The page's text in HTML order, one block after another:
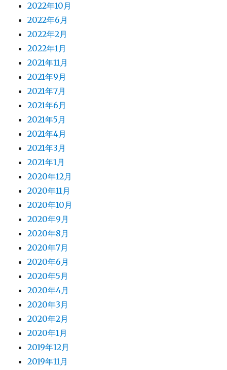
2022年10月
2022年6月
2022年2月
2022年1月
2021年11月
2021年9月
2021年7月
2021年6月
2021年5月
2021年4月
2021年3月
2021年1月
2020年12月
2020年11月
2020年10月
2020年9月
2020年8月
2020年7月
2020年6月
2020年5月
2020年4月
2020年3月
2020年2月
2020年1月
2019年12月
2019年11月